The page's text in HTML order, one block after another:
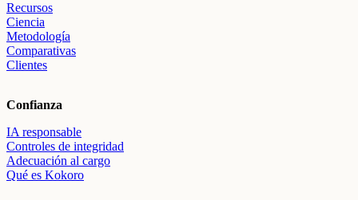
Recursos
Ciencia
Metodología
Comparativas
Clientes
Confianza
IA responsable
Controles de integridad
Adecuación al cargo
Qué es Kokoro